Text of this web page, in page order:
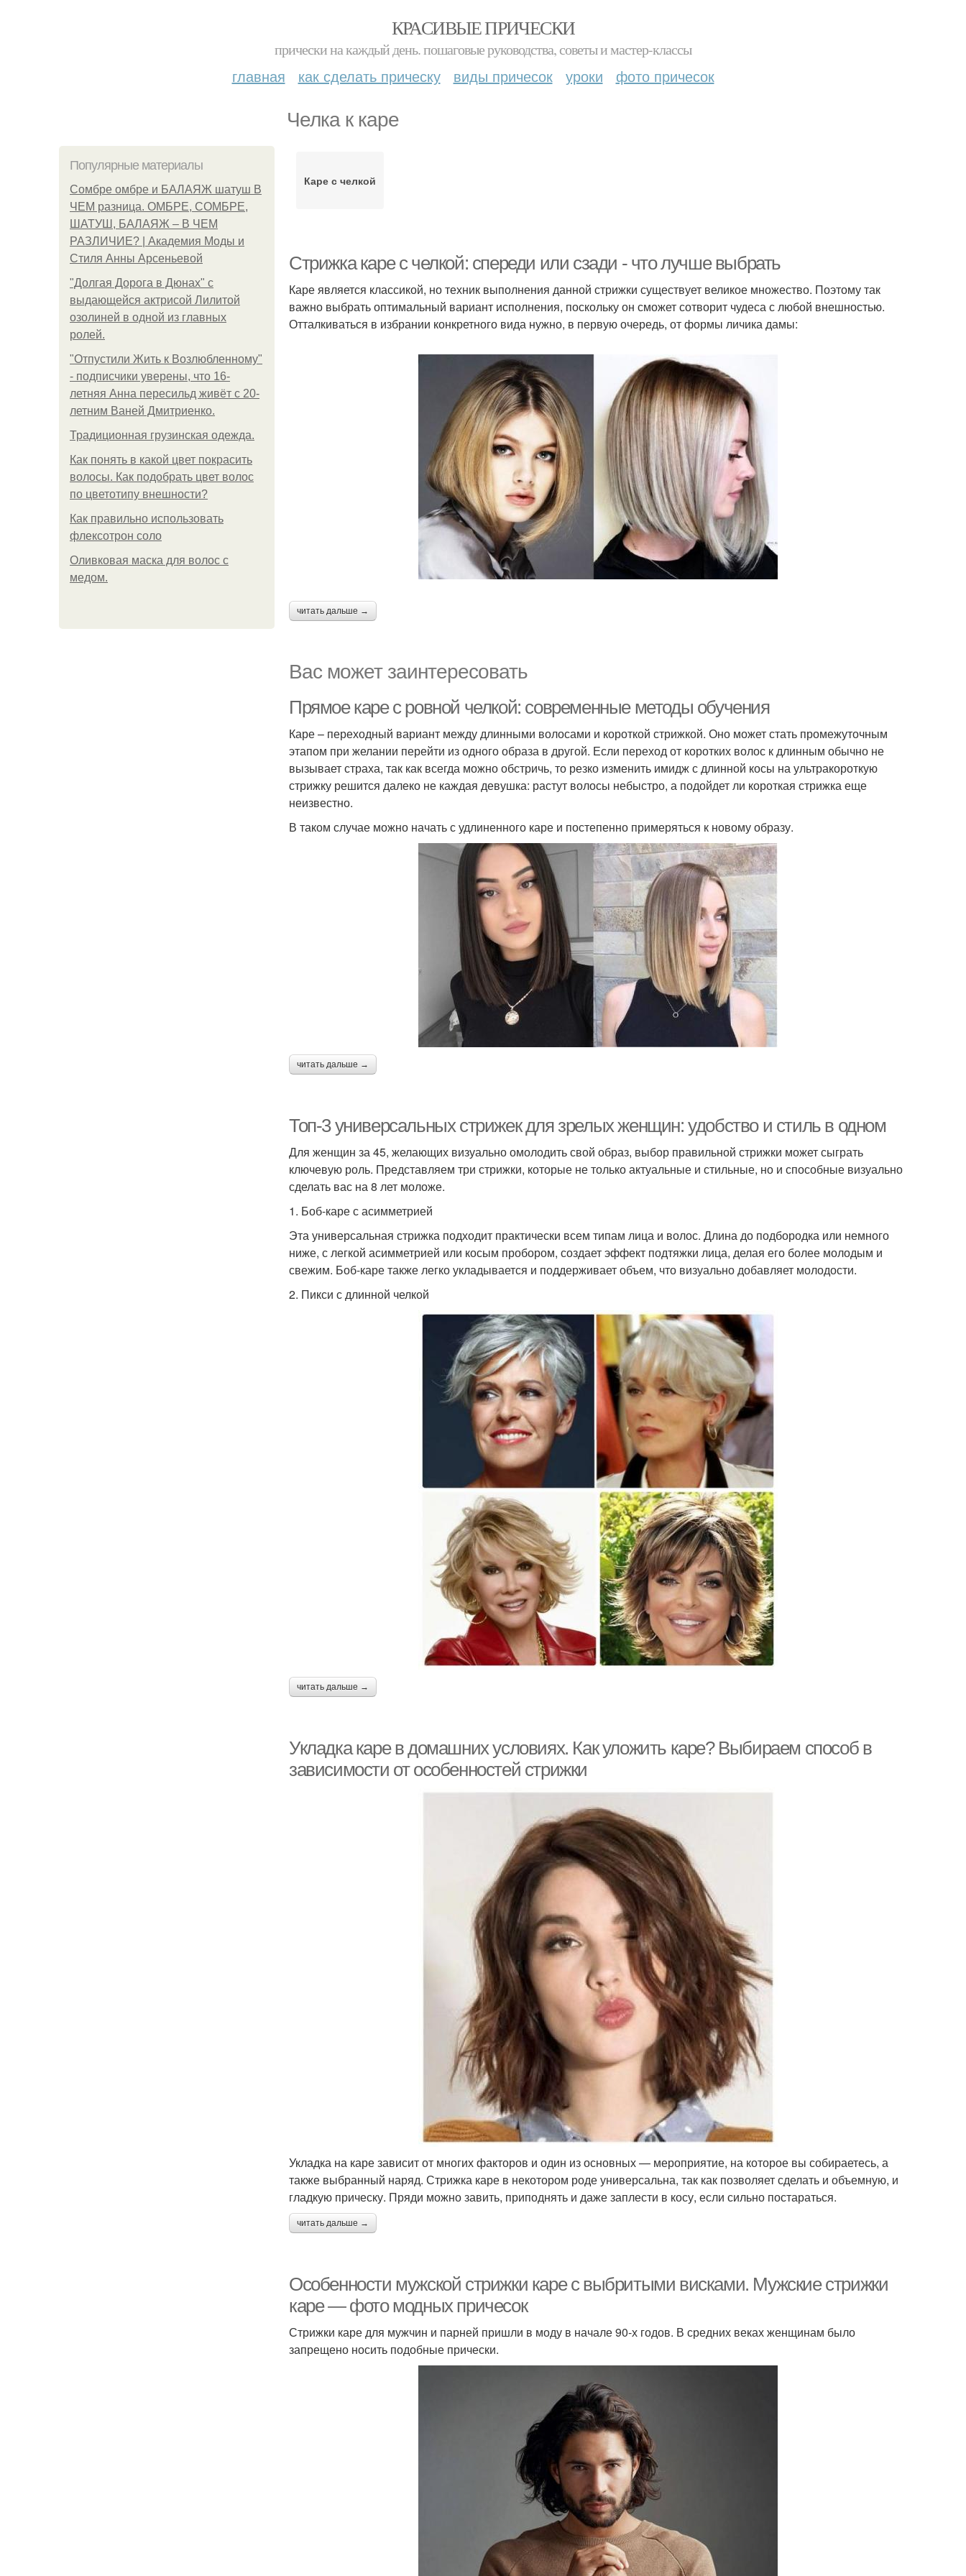
КРАСИВЫЕ ПРИЧЕСКИ
прически на каждый день. пошаговые руководства, советы и мастер-классы
главная как сделать прическу виды причесок уроки фото причесок
Челка к каре
Популярные материалы
Сомбре омбре и БАЛАЯЖ шатуш В
ЧЕМ разница. ОМБРЕ, СОМБРЕ,
ШАТУШ, БАЛАЯЖ – В ЧЕМ
РАЗЛИЧИЕ? | Академия Моды и
Стиля Анны Арсеньевой
"Долгая Дорога в Дюнах" с
выдающейся актрисой Лилитой
озолиней в одной из главных
ролей.
"Отпустили Жить к Возлюбленному"
- подписчики уверены, что 16-
летняя Анна пересильд живёт с 20-
летним Ваней Дмитриенко.
Традиционная грузинская одежда.
Как понять в какой цвет покрасить
волосы. Как подобрать цвет волос
по цветотипу внешности?
Как правильно использовать
флексотрон соло
Оливковая маска для волос с
медом.
Каре с челкой
Стрижка каре с челкой: спереди или сзади - что лучше выбрать
Каре является классикой, но техник выполнения данной стрижки существует великое множество. Поэтому так
важно выбрать оптимальный вариант исполнения, поскольку он сможет сотворит чудеса с любой внешностью.
Отталкиваться в избрании конкретного вида нужно, в первую очередь, от формы личика дамы:
читать дальше →
Вас может заинтересовать
Прямое каре с ровной челкой: современные методы обучения
Каре – переходный вариант между длинными волосами и короткой стрижкой. Оно может стать промежуточным
этапом при желании перейти из одного образа в другой. Если переход от коротких волос к длинным обычно не
вызывает страха, так как всегда можно обстричь, то резко изменить имидж с длинной косы на ультракороткую
стрижку решится далеко не каждая девушка: растут волосы небыстро, а подойдет ли короткая стрижка еще
неизвестно.
В таком случае можно начать с удлиненного каре и постепенно примеряться к новому образу.
читать дальше →
Топ-3 универсальных стрижек для зрелых женщин: удобство и стиль в одном
Для женщин за 45, желающих визуально омолодить свой образ, выбор правильной стрижки может сыграть
ключевую роль. Представляем три стрижки, которые не только актуальные и стильные, но и способные визуально
сделать вас на 8 лет моложе.
1. Боб-каре с асимметрией
Эта универсальная стрижка подходит практически всем типам лица и волос. Длина до подбородка или немного
ниже, с легкой асимметрией или косым пробором, создает эффект подтяжки лица, делая его более молодым и
свежим. Боб-каре также легко укладывается и поддерживает объем, что визуально добавляет молодости.
2. Пикси с длинной челкой
читать дальше →
Укладка каре в домашних условиях. Как уложить каре? Выбираем способ в
зависимости от особенностей стрижки
Укладка на каре зависит от многих факторов и один из основных — мероприятие, на которое вы собираетесь, а
также выбранный наряд. Стрижка каре в некотором роде универсальна, так как позволяет сделать и объемную, и
гладкую прическу. Пряди можно завить, приподнять и даже заплести в косу, если сильно постараться.
читать дальше →
Особенности мужской стрижки каре с выбритыми висками. Мужские стрижки
каре — фото модных причесок
Стрижки каре для мужчин и парней пришли в моду в начале 90-х годов. В средних веках женщинам было
запрещено носить подобные прически.